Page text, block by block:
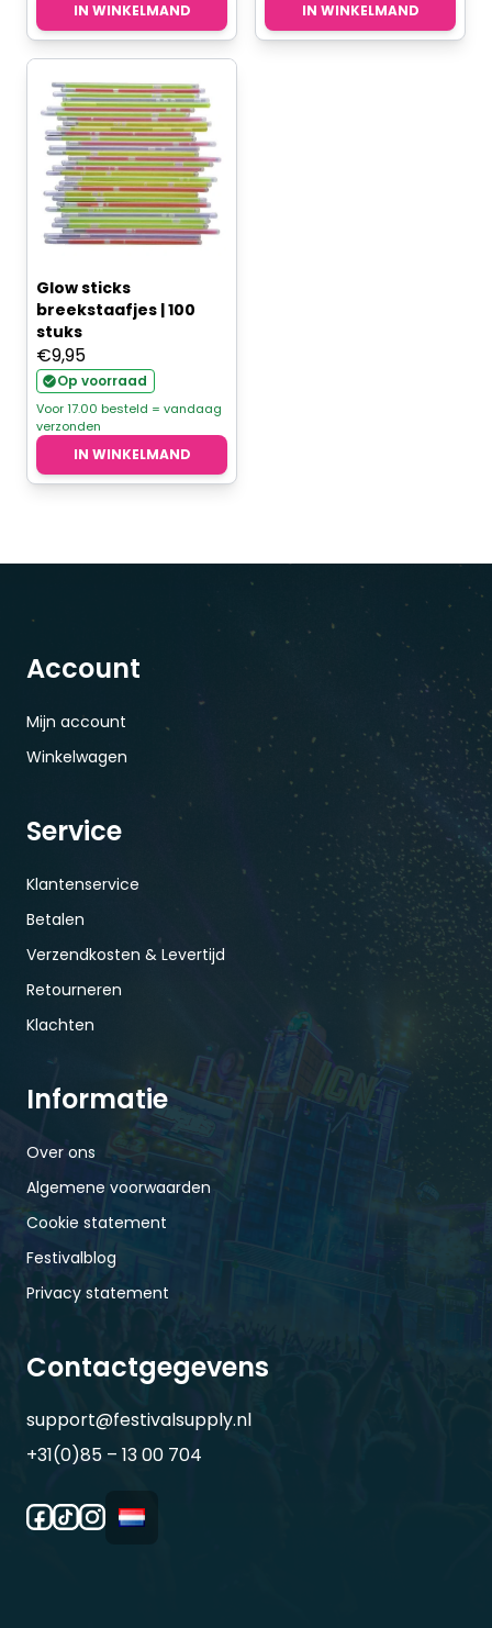
IN WINKELMAND IN WINKELMAND
Glow sticks
breekstaafjes | 100
stuks
€9,95
Op voorraad
Voor 17.00 besteld = vandaag
verzonden
IN WINKELMAND
Account
Mijn account
Winkelwagen
Service
Klantenservice
Betalen
Verzendkosten & Levertijd
Retourneren
Klachten
Informatie
Over ons
Algemene voorwaarden
Cookie statement
Festivalblog
Privacy statement
Contactgegevens
support@festivalsupply.nl
+31(0)85 – 13 00 704